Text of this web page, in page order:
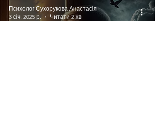
Психолог Сухорукова Анастасія
3 січ. 2025 р.
Читати 2 хв